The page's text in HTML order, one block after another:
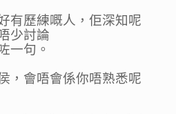
有歷練嘅人，佢深知呢
少討論
一句。
，會唔會係你唔熟悉呢